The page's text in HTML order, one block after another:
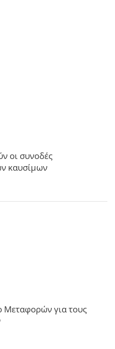
οι συνοδές
καυσίμων
Μεταφορών για τους